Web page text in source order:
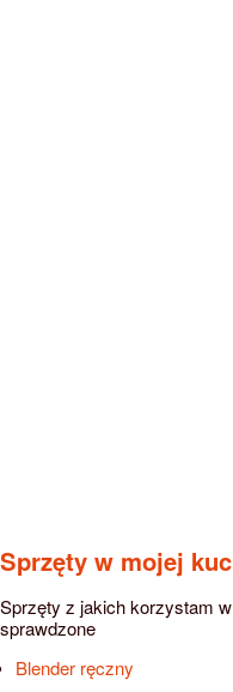
Sprzęty w mojej
Sprzęty z jakich korzystam
sprawdzone
Blender ręczny